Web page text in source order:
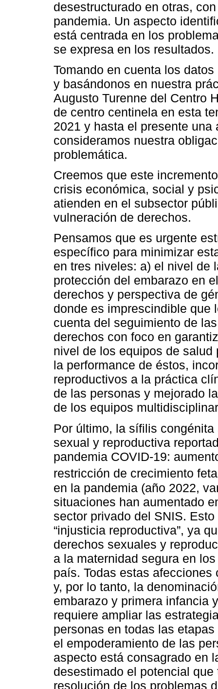
desestructurado en otras,
pandemia. Un aspecto
está centrada en los
se expresa en los resultados.
Tomando en cuenta los
y basándonos en nuestra
Augusto Turenne del Centro
de centro centinela en esta
2021 y hasta el presente
consideramos nuestra
problemática.
Creemos que este
crisis económica, social y
atienden en el subsector
vulneración de derechos.
Pensamos que es urgente
específico para minimizar
en tres niveles: a) el nivel de
protección del embarazo en
derechos y perspectiva de
donde es imprescindible que
cuenta del seguimiento de
derechos con foco en
nivel de los equipos de
la performance de éstos,
reproductivos a la práctica
de las personas y mejorado
de los equipos
Por último, la sífilis
sexual y reproductiva
pandemia COVID-19:
restricción de crecimiento
en la pandemia (año 2022,
situaciones han aumentado
sector privado del SNIS.
“injusticia reproductiva”, ya
derechos sexuales y
a la maternidad segura en
país. Todas estas
y, por lo tanto, la
embarazo y primera infancia
requiere ampliar las
personas en todas las
el empoderamiento de las
aspecto está consagrado en
desestimado el potencial
resolución de los problemas